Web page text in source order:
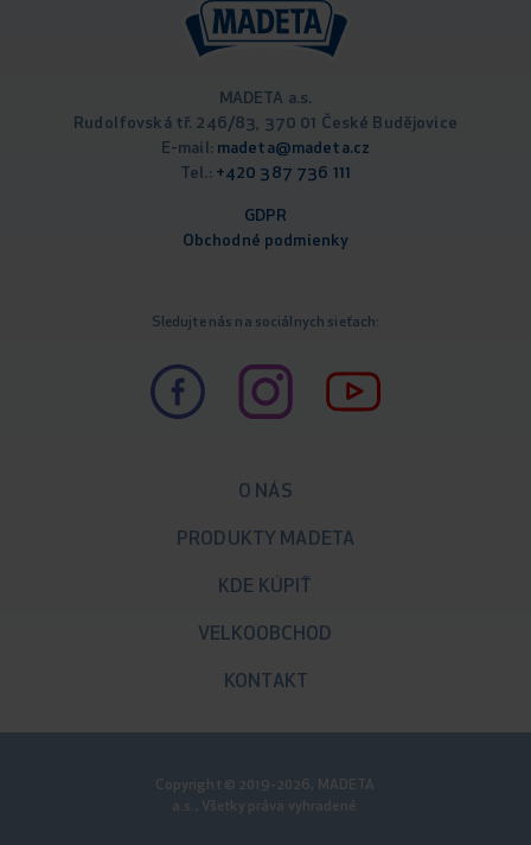
MADETA a.s.
Rudolfovská tř. 246/83, 370 01 České Budějovice
E-mail: madeta@madeta.cz
Tel.: +420 387 736 111
GDPR
Obchodné podmienky
Sledujte nás na sociálnych sieťach:
O NÁS
PRODUKTY MADETA
KDE KÚPIŤ
VELKOOBCHOD
KONTAKT
Copyright © 2019-2026, MADETA
a.s., Všetky práva vyhradené.